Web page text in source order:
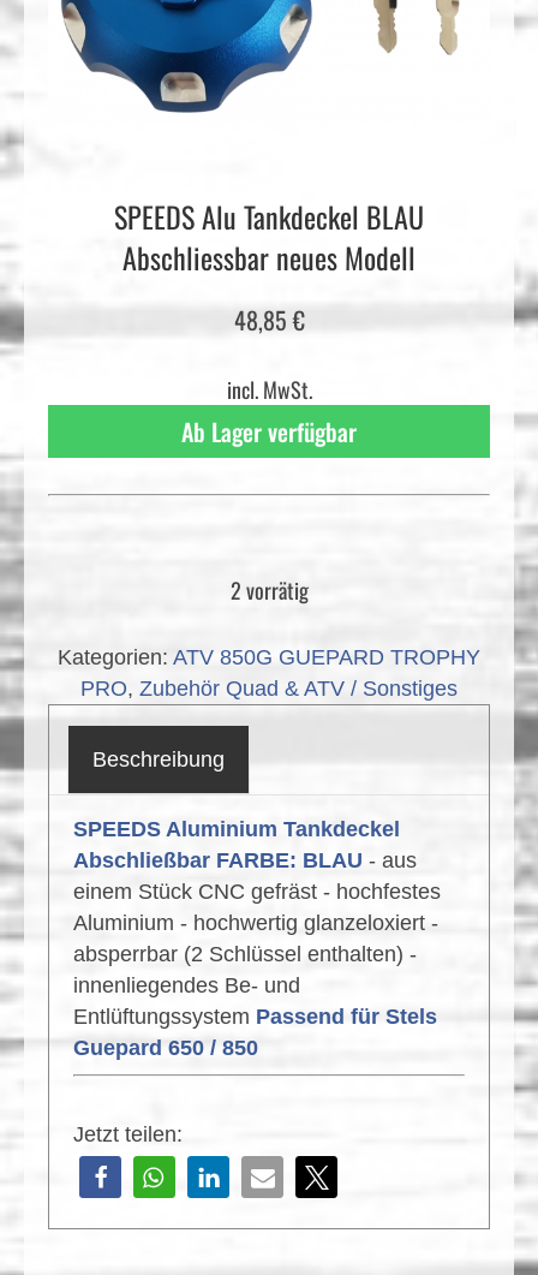
SPEEDS Alu Tankdeckel BLAU
Abschliessbar neues Modell
48,85€
incl. MwSt.
Ab Lager verfügbar
2 vorrätig
Kategorien: ATV 850G GUEPARD TROPHY
PRO, Zubehör Quad & ATV / Sonstiges
Beschreibung
SPEEDS Aluminium Tankdeckel
Abschließbar FARBE: BLAU - aus
einem Stück CNC gefräst - hochfestes
Aluminium - hochwertig glanzeloxiert -
absperrbar (2 Schlüssel enthalten) -
innenliegendes Be- und
Entlüftungssystem Passend für Stels
Guepard 650 / 850
Jetzt teilen: